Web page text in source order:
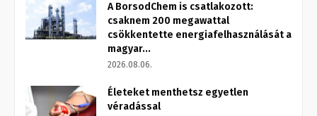
A BorsodChem is csatlakozott:
csaknem 200 megawattal
csökkentette energiafelhasználását a
magyar...
2026.08.06.
Életeket menthetsz egyetlen
véradással